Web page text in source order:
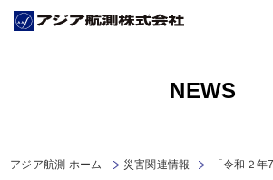
NEWS
アジア航測 ホーム 災害関連情報
「令和２